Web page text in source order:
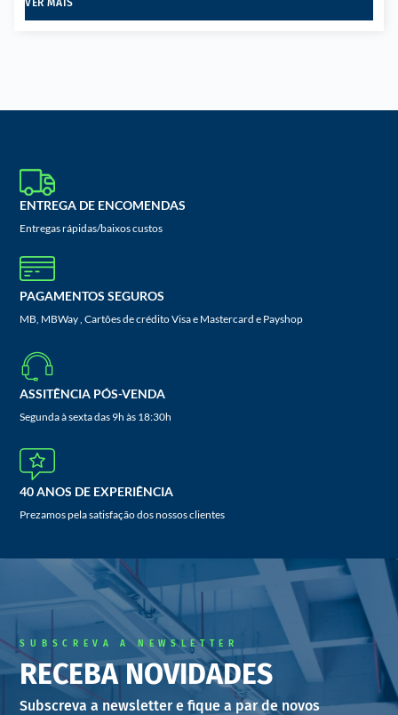
VER MAIS
ENTREGA DE ENCOMENDAS
Entregas rápidas/baixos custos
PAGAMENTOS SEGUROS
MB, MBWay , Cartões de crédito Visa e Mastercard e Payshop
ASSITÊNCIA PÓS-VENDA
Segunda à sexta das 9h às 18:30h
40 ANOS DE EXPERIÊNCIA
Prezamos pela satisfação dos nossos clientes
SUBSCREVA A NEWSLETTER
RECEBA NOVIDADES
Subscreva a newsletter e fique a par de novos